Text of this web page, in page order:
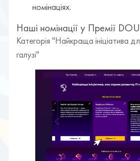
номінаціях.
Наші номінації у Премії DOU
Категорія "Найкраща ініціатива
галузі"